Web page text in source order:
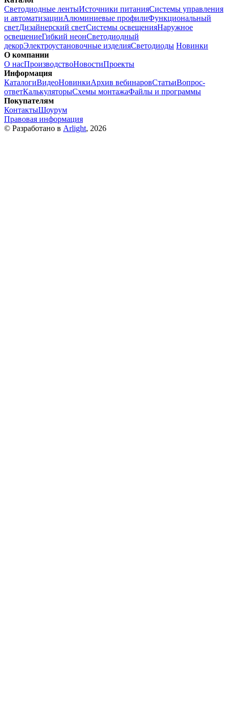
Светодиодные лентыИсточники питанияСистемы управления
и автоматизацииАлюминиевые профилиФункциональный
светДизайнерский светСистемы освещенияНаружное
освещениеГибкий неонСветодиодный
декорЭлектроустановочные изделияСветодиоды Новинки
О компании
О насПроизводствоНовостиПроекты
Информация
КаталогиВидеоНовинкиАрхив вебинаровСтатьиВопрос-
ответКалькуляторыСхемы монтажаФайлы и программы
Покупателям
КонтактыШоурум
Правовая информация
© Разработано в Arlight, 2026